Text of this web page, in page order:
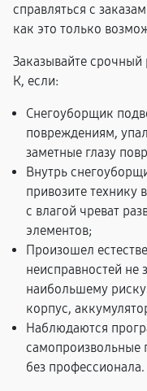
справляться с
как это только
Заказывайте срочный
К, если:
Снегоуборщик
повреждениям,
заметные глазу
Внутрь
привозите технику
с влагой чреват
элементов;
Произошел
неисправностей не
наибольшему
корпус,
Наблюдаются
самопроизвольные
без профессионала.